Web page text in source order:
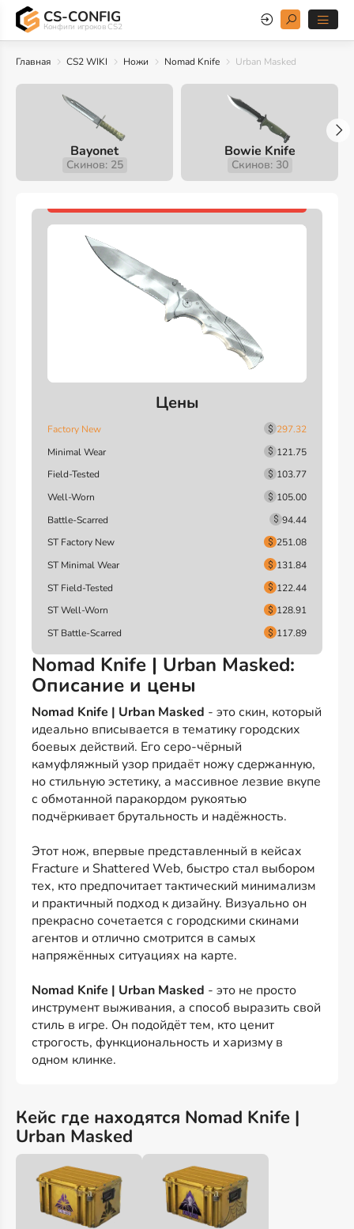
CS-CONFIG
Конфиги игроков CS2
Главная CS2 WIKI Ножи Nomad Knife Urban Masked
Bayonet
Скинов: 25
Bowie Knife
Скинов: 30
Цены
Factory New
297.32
Minimal Wear
121.75
Field-Tested
103.77
Well-Worn
105.00
Battle-Scarred
94.44
ST Factory New
251.08
ST Minimal Wear
131.84
ST Field-Tested
122.44
ST Well-Worn
128.91
ST Battle-Scarred
117.89
Nomad Knife | Urban Masked:
Описание и цены
Nomad Knife | Urban Masked - это скин, который
идеально вписывается в тематику городских
боевых действий. Его серо-чёрный
камуфляжный узор придаёт ножу сдержанную,
но стильную эстетику, а массивное лезвие вкупе
с обмотанной паракордом рукоятью
подчёркивает брутальность и надёжность.
Этот нож, впервые представленный в кейсах
Fracture и Shattered Web, быстро стал выбором
тех, кто предпочитает тактический минимализм
и практичный подход к дизайну. Визуально он
прекрасно сочетается с городскими скинами
агентов и отлично смотрится в самых
напряжённых ситуациях на карте.
Nomad Knife | Urban Masked - это не просто
инструмент выживания, а способ выразить свой
стиль в игре. Он подойдёт тем, кто ценит
строгость, функциональность и харизму в
одном клинке.
Кейс где находятся Nomad Knife |
Urban Masked